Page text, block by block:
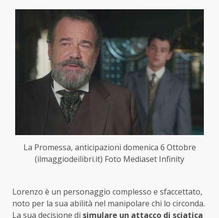
La Promessa, anticipazioni domenica 6 Ottobre
(ilmaggiodeilibri.it) Foto Mediaset Infinity
Lorenzo è un personaggio complesso e sfaccettato,
noto per la sua abilità nel manipolare chi lo circonda.
La sua decisione di simulare un attacco di sciatica